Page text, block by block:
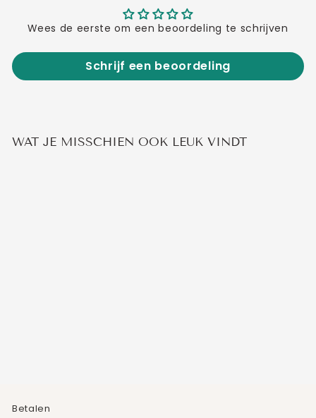
Wees de eerste om een beoordeling te schrijven
Schrijf een beoordeling
WAT JE MISSCHIEN OOK LEUK VINDT
Betalen